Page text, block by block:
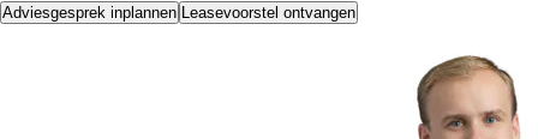
Adviesgesprek inplannen Leasevoorstel ontvangen